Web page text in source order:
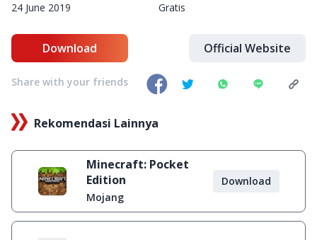
24 June 2019 Gratis
Download Official Website
Share with your friends
Rekomendasi Lainnya
Minecraft: Pocket
Edition
Mojang
Download